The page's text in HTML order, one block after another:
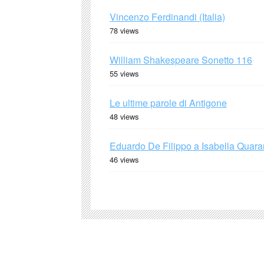
Vincenzo Ferdinandi (Italia)
78 views
William Shakespeare Sonetto 116
55 views
Le ultime parole di Antigone
48 views
Eduardo De Filippo a Isabella
46 views